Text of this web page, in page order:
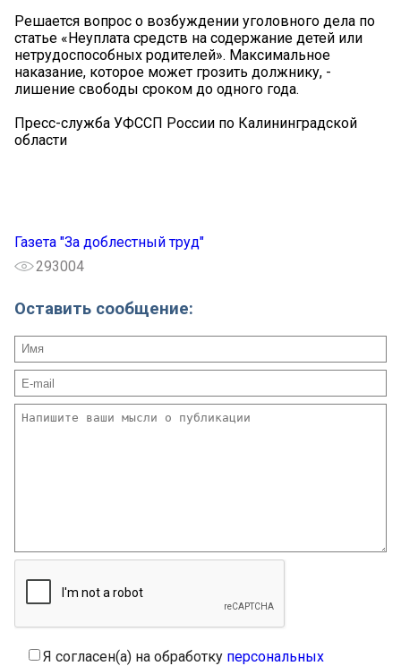
Решается вопрос о возбуждении уголовного дела по
статье «Неуплата средств на содержание детей или
нетрудоспособных родителей». Максимальное
наказание, которое может грозить должнику, -
лишение свободы сроком до одного года.
Пресс-служба УФССП России по Калининградской
области
Газета "За доблестный труд"
293004
Оставить сообщение:
Я согласен(а) на обработку персональных